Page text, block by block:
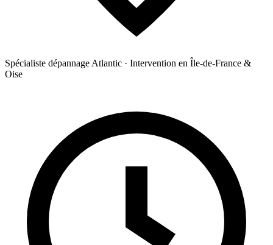
Spécialiste dépannage Atlantic · Intervention en Île-de-France &
Oise